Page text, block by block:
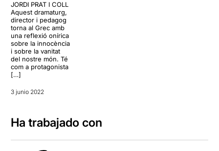
JORDI PRAT I COLL
Aquest dramaturg,
director i pedagog
torna al Grec amb
una reflexió onírica
sobre la innocència
i sobre la vanitat
del nostre món. Té
com a protagonista
[…]
3 junio 2022
Ha trabajado con